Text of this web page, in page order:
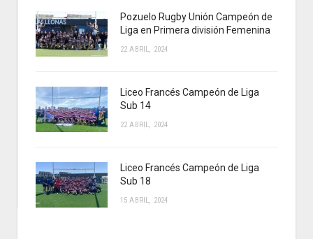
Pozuelo Rugby Unión Campeón de
Liga en Primera división Femenina
22 ABRIL, 2024
Liceo Francés Campeón de Liga
Sub 14
22 ABRIL, 2024
Liceo Francés Campeón de Liga
Sub 18
15 ABRIL, 2024